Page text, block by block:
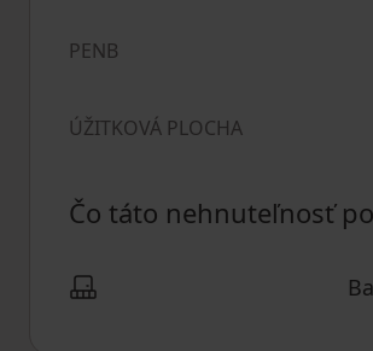
PENB
ÚŽITKOVÁ PLOCHA
Čo táto nehnuteľnosť